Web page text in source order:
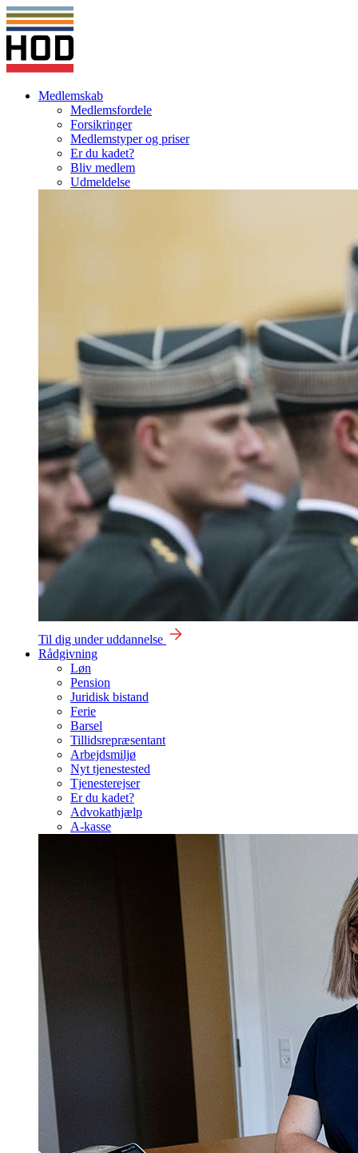
Medlemskab
Medlemsfordele
Forsikringer
Medlemstyper og priser
Er du kadet?
Bliv medlem
Udmeldelse
Til dig under uddannelse
Rådgivning
Løn
Pension
Juridisk bistand
Ferie
Barsel
Tillidsrepræsentant
Arbejdsmiljø
Nyt tjenestested
Tjenesterejser
Er du kadet?
Advokathjælp
A-kasse